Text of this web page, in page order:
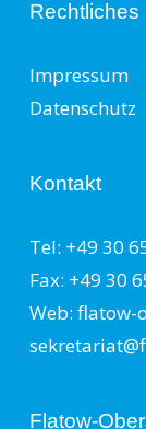
Rechtliches
Impressum
Datenschutz
Kontakt
Tel: +49 30
Fax: +49 30
Web: flatow-
Flatow-